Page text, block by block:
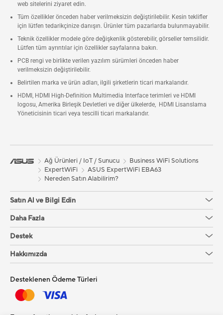
web sitelerini ziyaret edin.
Tüm özellikler önceden haber verilmeksizin değiştirilebilir. Kesin teklifler
için lütfen tedarikçinize danışın. Ürünler tüm pazarlarda bulunmayabilir.
Teknik özellikler modele göre değişkenlik gösterebilir, görseller temsilidir.
Lütfen tüm ayrıntılar için özellikler sayfalarına bakın.
PCB rengi ve birlikte verilen yazılım sürümleri önceden haber
verilmeksizin değiştirilebilir.
Belirtilen marka ve ürün adları, ilgili şirketlerin ticari markalarıdır.
HDMI, HDMI High-Definition Multimedia Interface terimleri ve HDMI
logosu, Amerika Birleşik Devletleri ve diğer ülkelerde, HDMI Lisanslama
Yöneticisinin ticari veya tescilli ticari markalarıdır.
Ağ Ürünleri / IoT / Sunucu
Business WiFi Solutions
ExpertWiFi
ASUS ExpertWiFi EBA63
Nereden Satın Alabilirim?
Satın Al ve Bilgi Edin
Daha Fazla
Destek
Hakkımızda
Desteklenen Ödeme Türleri